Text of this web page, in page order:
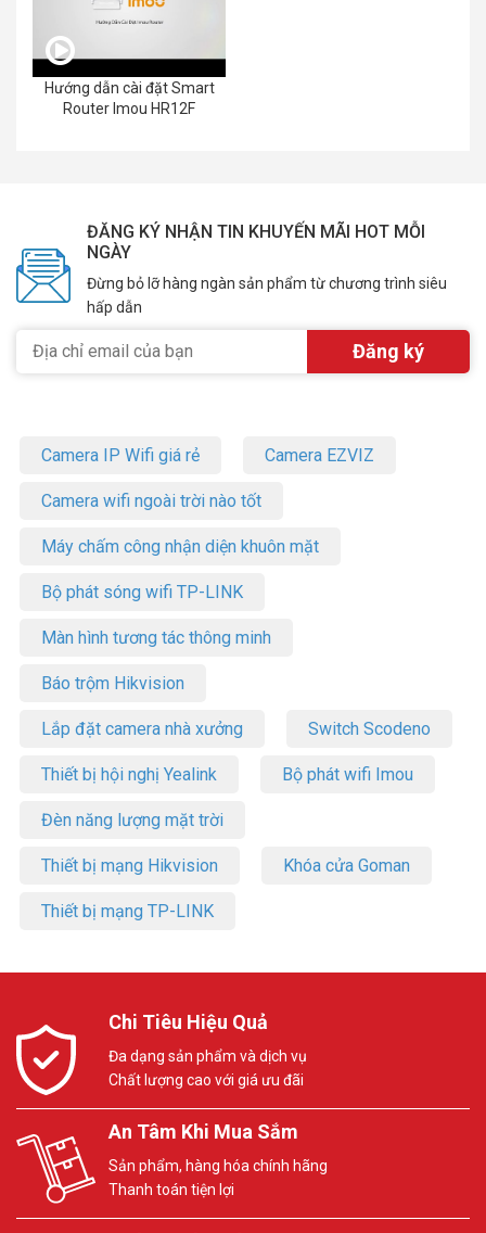
Hướng dẫn cài đặt Smart
Router Imou HR12F
ĐĂNG KÝ NHẬN TIN KHUYẾN MÃI HOT MỖI
NGÀY
Đừng bỏ lỡ hàng ngàn sản phẩm từ chương trình siêu
hấp dẫn
Camera IP Wifi giá rẻ Camera EZVIZ
Camera wifi ngoài trời nào tốt
Máy chấm công nhận diện khuôn mặt
Bộ phát sóng wifi TP-LINK
Màn hình tương tác thông minh
Báo trộm Hikvision
Lắp đặt camera nhà xưởng Switch Scodeno
Thiết bị hội nghị Yealink Bộ phát wifi Imou
Đèn năng lượng mặt trời
Thiết bị mạng Hikvision Khóa cửa Goman
Thiết bị mạng TP-LINK
Chi Tiêu Hiệu Quả
Đa dạng sản phẩm và dịch vụ
Chất lượng cao với giá ưu đãi
An Tâm Khi Mua Sắm
Sản phẩm, hàng hóa chính hãng
Thanh toán tiện lợi